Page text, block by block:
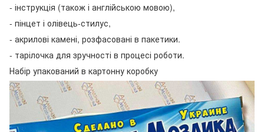
- інструкція (також і англійською мовою),
- пінцет і олівець-стилус,
- акрилові камені, розфасовані в пакетики.
- тарілочка для зручності в процесі роботи.
Набір упакований в картонну коробку